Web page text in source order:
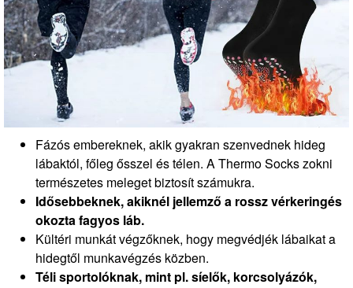
Fázós embereknek, akik gyakran szenvednek hideg
lábaktól, főleg ősszel és télen. A Thermo Socks zokni
természetes meleget biztosít számukra.
Idősebbeknek, akiknél jellemző a rossz vérkeringés
okozta fagyos láb.
Kültéri munkát végzőknek, hogy megvédjék lábaikat a
hidegtől munkavégzés közben.
Téli sportolóknak, mint pl. síelők, korcsolyázók,